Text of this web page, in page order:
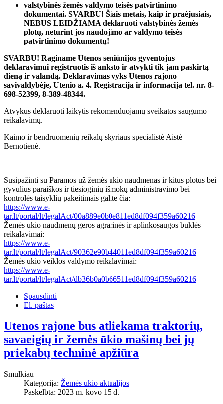
valstybinės žemės valdymo teisės patvirtinimo
dokumentai. SVARBU! Šiais metais, kaip ir praėjusiais,
NEBUS LEIDŽIAMA deklaruoti valstybinės žemės
plotų, neturint jos naudojimo ar valdymo teisės
patvirtinimo dokumentų!
SVARBU! Raginame Utenos seniūnijos gyventojus
deklaravimui registruotis iš anksto ir atvykti tik jam paskirtą
dieną ir valandą. Deklaravimas vyks Utenos rajono
savivaldybėje, Utenio a. 4. Registracija ir informacija tel. nr. 8-
698-52399, 8-389-48344.
Atvykus deklaruoti laikytis rekomenduojamų sveikatos saugumo
reikalavimų.
Kaimo ir bendruomenių reikalų skyriaus specialistė Aistė
Bernotienė.
Susipažinti su Paramos už žemės ūkio naudmenas ir kitus plotus bei
gyvulius paraiškos ir tiesioginių išmokų administravimo bei
kontrolės taisyklių pakeitimais galite čia:
https://www.e-
tar.lt/portal/lt/legalAct/00a889e0b0e811ed8df094f359a60216
Žemės ūkio naudmenų geros agrarinės ir aplinkosaugos būklės
reikalavimai:
https://www.e-
tar.lt/portal/lt/legalAct/90362e90b44011ed8df094f359a60216
Žemės ūkio veiklos valdymo reikalavimai:
https://www.e-
tar.lt/portal/lt/legalAct/db36b0a0b66511ed8df094f359a60216
Spausdinti
El. paštas
Utenos rajone bus atliekama traktorių,
savaeigių ir žemės ūkio mašinų bei jų
priekabų techninė apžiūra
Smulkiau
Kategorija: Žemės ūkio aktualijos
Paskelbta: 2023 m. kovo 15 d.